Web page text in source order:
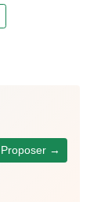
Proposer →